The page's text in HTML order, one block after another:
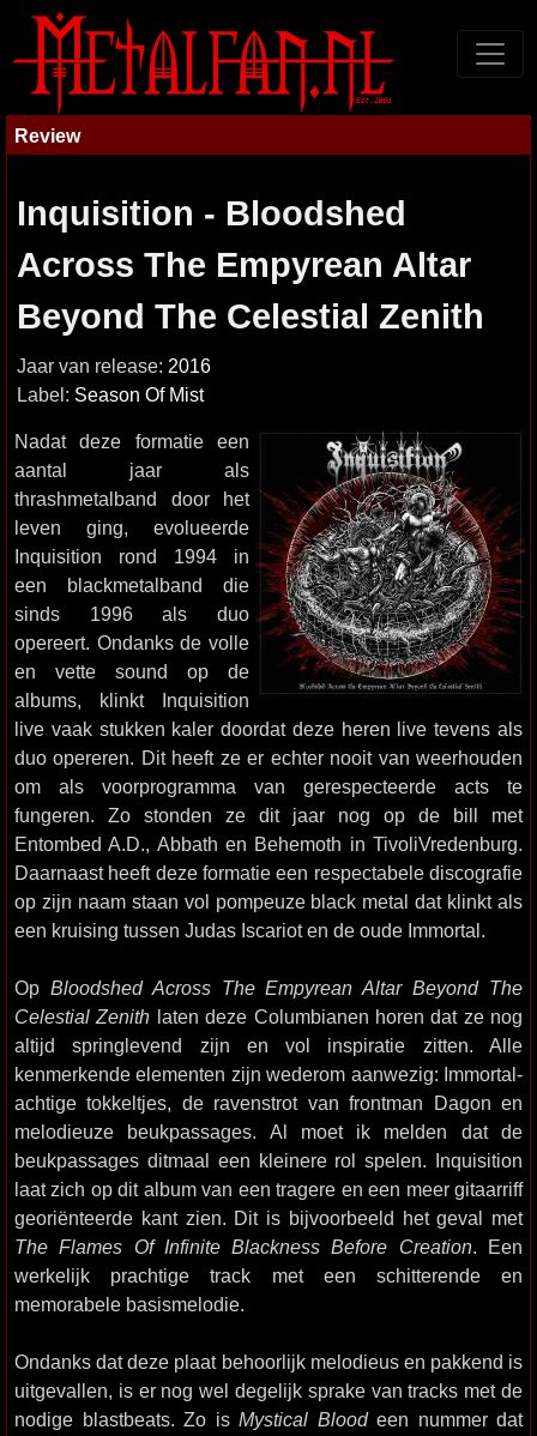
Review
Inquisition - Bloodshed
Across The Empyrean Altar
Beyond The Celestial Zenith
Jaar van release: 2016
Label: Season Of Mist
Nadat deze formatie een
aantal jaar als
thrashmetalband door het
leven ging, evolueerde
Inquisition rond 1994 in
een blackmetalband die
sinds 1996 als duo
opereert. Ondanks de volle
en vette sound op de
albums, klinkt Inquisition
live vaak stukken kaler doordat deze heren live tevens als
duo opereren. Dit heeft ze er echter nooit van weerhouden
om als voorprogramma van gerespecteerde acts te
fungeren. Zo stonden ze dit jaar nog op de bill met
Entombed A.D., Abbath en Behemoth in TivoliVredenburg.
Daarnaast heeft deze formatie een respectabele discografie
op zijn naam staan vol pompeuze black metal dat klinkt als
een kruising tussen Judas Iscariot en de oude Immortal.
Op Bloodshed Across The Empyrean Altar Beyond The
Celestial Zenith laten deze Columbianen horen dat ze nog
altijd springlevend zijn en vol inspiratie zitten. Alle
kenmerkende elementen zijn wederom aanwezig: Immortal-
achtige tokkeltjes, de ravenstrot van frontman Dagon en
melodieuze beukpassages. Al moet ik melden dat de
beukpassages ditmaal een kleinere rol spelen. Inquisition
laat zich op dit album van een tragere en een meer gitaarriff
georiënteerde kant zien. Dit is bijvoorbeeld het geval met
The Flames Of Infinite Blackness Before Creation. Een
werkelijk prachtige track met een schitterende en
memorabele basismelodie.
Ondanks dat deze plaat behoorlijk melodieus en pakkend is
uitgevallen, is er nog wel degelijk sprake van tracks met de
nodige blastbeats. Zo is Mystical Bloodeen nummer dat